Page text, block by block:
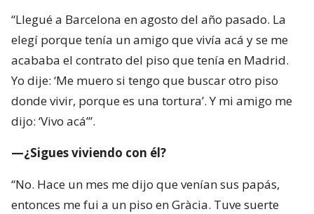
“Llegué a Barcelona en agosto del año pasado. La
elegí porque tenía un amigo que vivía acá y se me
acababa el contrato del piso que tenía en Madrid.
Yo dije: ‘Me muero si tengo que buscar otro piso
donde vivir, porque es una tortura’. Y mi amigo me
dijo: ‘Vivo acá’”.
—¿Sigues viviendo con él?
“No. Hace un mes me dijo que venían sus papás,
entonces me fui a un piso en Gràcia. Tuve suerte